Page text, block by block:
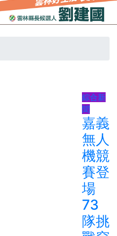
綜合新
聞
嘉義
無人
機競
賽登
場
73
隊挑